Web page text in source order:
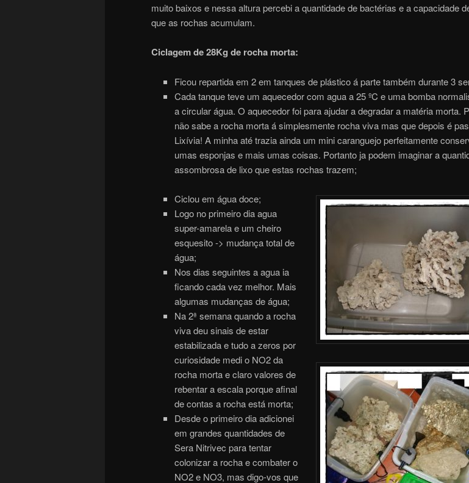
muito baixos e nessa altura percebi a quantidade de bactérias e a capacidade
que as rochas acumulam.
Ciclagem de 28Kg de rocha morta:
Ficou repartida em 2 em tanques de plástico á parte também durante 3
Cada tanque teve um aquecedor com agua a 25 ºC e uma bomba
a circular água. O aquecedor foi para ajudar a degradar a matéria morta.
não sabe a rocha morta á simplesmente rocha viva mas que depois é
Lixívia! A minha até trazia ainda um mini caranguejo perfeitamente
umas esponjas e mais umas coisas. Portanto ja podem imaginar a
assombrosa de lixo que estas rochas trazem;
Ciclou em água doce;
Logo no primeiro dia agua
super-amarela e um cheiro
esquesito -> mudança total de
água;
Nos dias seguintes a agua ia
ficando cada vez melhor. Mais
algumas mudanças de água;
Na 2ª semana quando a rocha
viva deu sinais de estar
estabilizada e tudo a zeros por
curiosidade medi o NO2 da
rocha morta e claro valores de
rebentar a escala porque afinal
de contas a rocha está morta;
Desde o primeiro dia adicionei
em grandes quantidades de
Sera Nitrivec para tentar
colonizar a rocha e combater o
NO2 e NO3, mas digo-vos que